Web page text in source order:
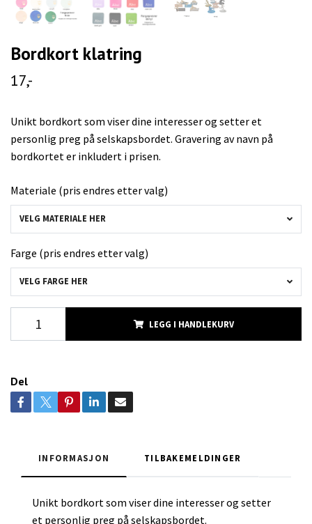
Bordkort klatring
17,-
Unikt bordkort som viser dine interesser og setter et
personlig preg på selskapsbordet. Gravering av navn på
bordkortet er inkludert i prisen.
Materiale (pris endres etter valg)
VELG MATERIALE HER
Farge (pris endres etter valg)
VELG FARGE HER
LEGG I HANDLEKURV
Del
INFORMASJON TILBAKEMELDINGER
Unikt bordkort som viser dine interesser og setter
et personlig preg på selskapsbordet.